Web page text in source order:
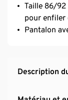
Taille 86/92
pour enfiler
Pantalon
Description